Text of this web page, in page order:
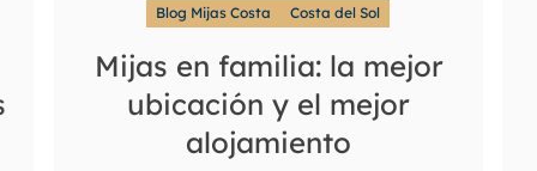
Blog Mijas Costa Costa del Sol
Mijas en familia: la mejor
ubicación y el mejor
alojamiento